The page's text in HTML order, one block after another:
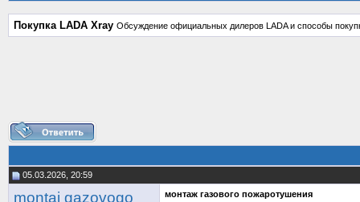
Покупка LADA Xray Обсуждение официальных дилеров LADA и способы
05.03.2026, 20:59
montaj gazovogo
монтаж газового пожаротушения